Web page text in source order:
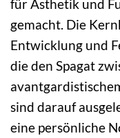
für Ästhetik und
gemacht. Die
Entwicklung und
die den Spagat
sind darauf
eine persönliche